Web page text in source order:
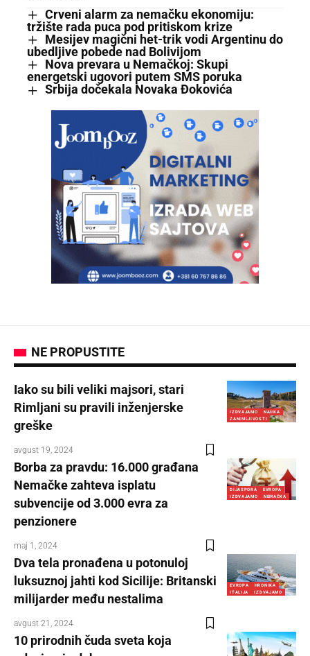
Crveni alarm za nemačku ekonomiju:
tržište rada puca pod pritiskom krize
Mesijev magični het-trik vodi Argentinu do
ubedljive pobede nad Bolivijom
Nova prevara u Nemačkoj: Skupi
energetski ugovori putem SMS poruka
Srbija dočekala Novaka Đokovića
NE PROPUSTITE
IZDVAJAMO
NAUKA
ZANIMLJIVOSTI
Iako su bili veliki majsori, stari
Rimljani su pravili inženjerske
greške
avgust 19, 2024
DIJASPORA
EVROPA
IZDVAJAMO
NEMAČKA
Borba za pravdu: 16.000 građana
Nemačke zahteva isplatu
subvencije od 3.000 evra za
penzionere
maj 1, 2024
EVROPA
HRONIKA
ITALIJA
IZDVAJAMO
Dva tela pronađena u potonuloj
luksuznoj jahti kod Sicilije: Britanski
milijarder među nestalima
avgust 21, 2024
10 prirodnih čuda sveta koja